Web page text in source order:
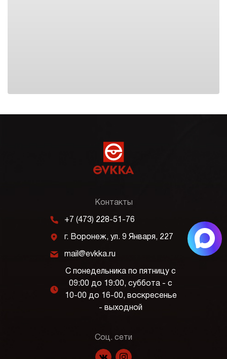
Контакты
m +7 (473) 228-51-76
j г. Воронеж, ул. 9 Января, 227
k mail@evkka.ru
l
С понедельника по пятницу с
09:00 до 19:00, суббота - с
10-00 до 16-00, воскресенье
- выходной
Соц. сети
f p